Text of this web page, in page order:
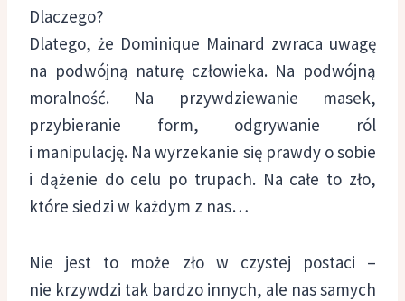
Dlaczego?
Dlatego, że Dominique Mainard zwraca uwagę
na podwójną naturę człowieka. Na podwójną
moralność. Na przywdziewanie masek,
przybieranie form, odgrywanie ról
i manipulację. Na wyrzekanie się prawdy o sobie
i dążenie do celu po trupach. Na całe to zło,
które siedzi w każdym z nas…
Nie jest to może zło w czystej postaci –
nie krzywdzi tak bardzo innych, ale nas samych